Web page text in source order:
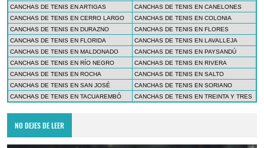
CANCHAS DE TENIS EN ARTIGAS
CANCHAS DE TENIS EN CANELONES
CANCHAS DE TENIS EN CERRO LARGO
CANCHAS DE TENIS EN COLONIA
CANCHAS DE TENIS EN DURAZNO
CANCHAS DE TENIS EN FLORES
CANCHAS DE TENIS EN FLORIDA
CANCHAS DE TENIS EN LAVALLEJA
CANCHAS DE TENIS EN MALDONADO
CANCHAS DE TENIS EN PAYSANDÚ
CANCHAS DE TENIS EN RÍO NEGRO
CANCHAS DE TENIS EN RIVERA
CANCHAS DE TENIS EN ROCHA
CANCHAS DE TENIS EN SALTO
CANCHAS DE TENIS EN SAN JOSÉ
CANCHAS DE TENIS EN SORIANO
CANCHAS DE TENIS EN TACUAREMBÓ
CANCHAS DE TENIS EN TREINTA Y TRES
NO DEJES DE LEER